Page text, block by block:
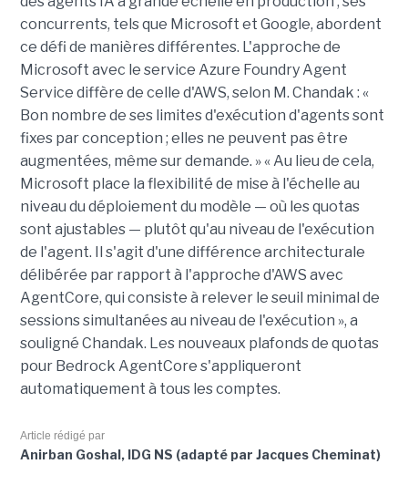
concurrents, tels que Microsoft et Google, abordent
ce défi de manières différentes. L'approche de
Microsoft avec le service Azure Foundry Agent
Service diffère de celle d'AWS, selon M. Chandak : «
Bon nombre de ses limites d'exécution d'agents sont
fixes par conception ; elles ne peuvent pas être
augmentées, même sur demande. » « Au lieu de cela,
Microsoft place la flexibilité de mise à l'échelle au
niveau du déploiement du modèle — où les quotas
sont ajustables — plutôt qu'au niveau de l'exécution
de l'agent. Il s'agit d'une différence architecturale
délibérée par rapport à l'approche d'AWS avec
AgentCore, qui consiste à relever le seuil minimal de
sessions simultanées au niveau de l'exécution », a
souligné Chandak. Les nouveaux plafonds de quotas
pour Bedrock AgentCore s'appliqueront
automatiquement à tous les comptes.
Article rédigé par
Anirban Goshal, IDG NS (adapté par Jacques Cheminat)